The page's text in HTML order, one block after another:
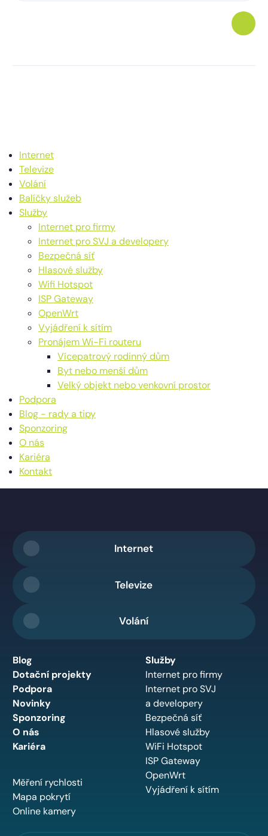
Internet
Televize
Volání
Balíčky služeb
Služby
Internet pro firmy
Internet pro SVJ a developery
Bezpečná síť
Hlasové služby
Wifi Hotspot
ISP Gateway
OpenWrt
Vyjádření k sítím
Pronájem Wi-Fi routeru
Vícepatrový rodinný dům
Byt nebo menší dům
Velký objekt nebo venkovní prostor
Podpora
Blog - rady a tipy
Sponzoring
O nás
Kariéra
Kontakt
Internet
Televize
Volání
Blog
Dotační projekty
Podpora
Novinky
Sponzoring
O nás
Kariéra
Měření rychlosti
Mapa pokrytí
Online kamery
Služby
Internet pro firmy
Internet pro SVJ
a developery
Bezpečná síť
Hlasové služby
WiFi Hotspot
ISP Gateway
OpenWrt
Vyjádření k sítím